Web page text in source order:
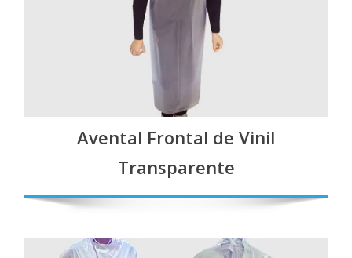
Avental Frontal de Vinil
Transparente